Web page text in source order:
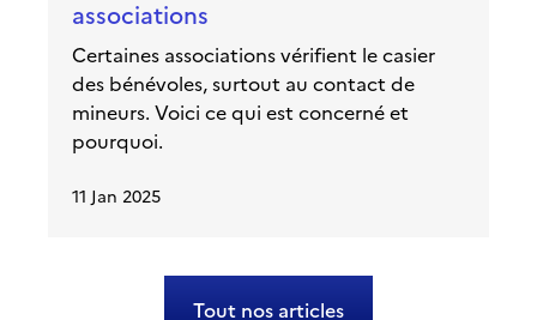
associations
Certaines associations vérifient le casier
des bénévoles, surtout au contact de
mineurs. Voici ce qui est concerné et
pourquoi.
11 Jan 2025
Tout nos articles